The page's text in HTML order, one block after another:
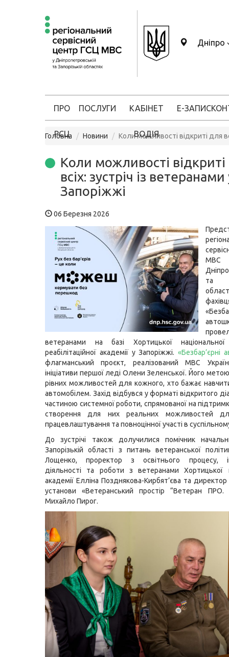
Дніпро
ПРО
РСЦ
ПОСЛУГИ КАБІНЕТ
ВОДІЯ
Е-ЗАПИС
Головна Новини Коли можливості відкриті для
Коли можливості
всіх: зустріч із ветеранами
Запоріжжі
06 Березня 2026
та
ветеранами на базі Хортицької національної
реабілітаційної академії у Запоріжжі.«Безбар’єрні
флагманський проєкт, реалізований МВС
ініціативи першої леді Олени Зеленської. Його
рівних можливостей для кожного, хто бажає
автомобілем. Захід відбувся у форматі відкритого
частиною системної роботи, спрямованої на
створення для них реальних можливостей
працевлаштування та повноцінної участі в
До зустрічі також долучилися помічник
Запорізькій області з питань ветеранської
Лощенко, проректор з освітнього процесу,
діяльності та роботи з ветеранами Хортицької
академії Елліна Позднякова-Кирбят’єва та
установи «Ветеранський простір “Ветеран ПРО.
Михайло Пирог.